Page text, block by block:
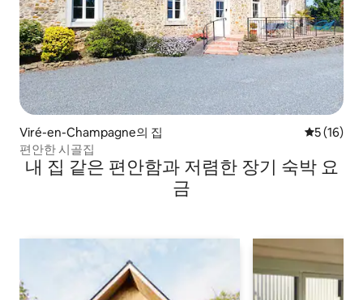
Viré-en-Champagne의 집 평점 5점
5 (16)
편안한 시골집
내 집 같은 편안함과 저렴한 장기 숙박 요
금